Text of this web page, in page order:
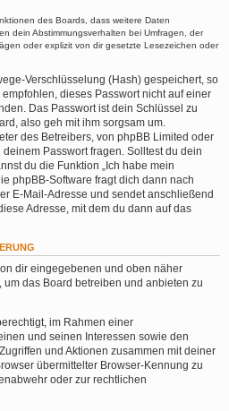
des Boards, dass weitere Daten
dein Abstimmungsverhalten bei Umfragen, der
oder explizit von dir gesetzte Lesezeichen oder
Verschlüsselung (Hash) gespeichert, so
dieses Passwort nicht auf einer
Das Passwort ist dein Schlüssel zu
also geh mit ihm sorgsam um.
des Betreibers, von phpBB Limited oder
Passwort fragen. Solltest du dein
du die Funktion „Ich habe mein
phpBB-Software fragt dich dann nach
E-Mail-Adresse und sendet anschließend
Adresse, mit dem du dann auf das
dir eingegebenen und oben näher
das Board betreiben und anbieten zu
im Rahmen einer
und seinen Interessen sowie den
und Aktionen zusammen mit deiner
übermittelter Browser-Kennung zu
oder zur rechtlichen